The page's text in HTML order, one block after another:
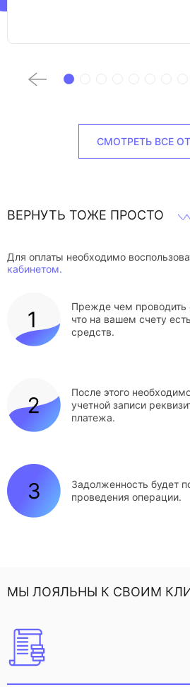
СМОТРЕТЬ ВСЕ
ВЕРНУТЬ ТОЖЕ ПРОСТО
Для оплаты необходимо
кабинетом.
Прежде чем проводить
что на вашем счету
средств.
После этого
учетной записи
платежа.
Задолженность будет
проведения операции.
МЫ ЛОЯЛЬНЫ К СВОИМ